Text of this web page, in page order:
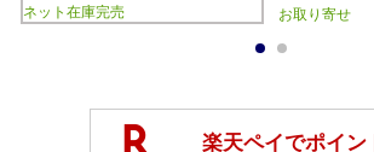
ネット在庫完売
お取り寄せ